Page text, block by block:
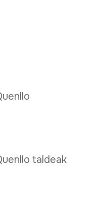
taldeak